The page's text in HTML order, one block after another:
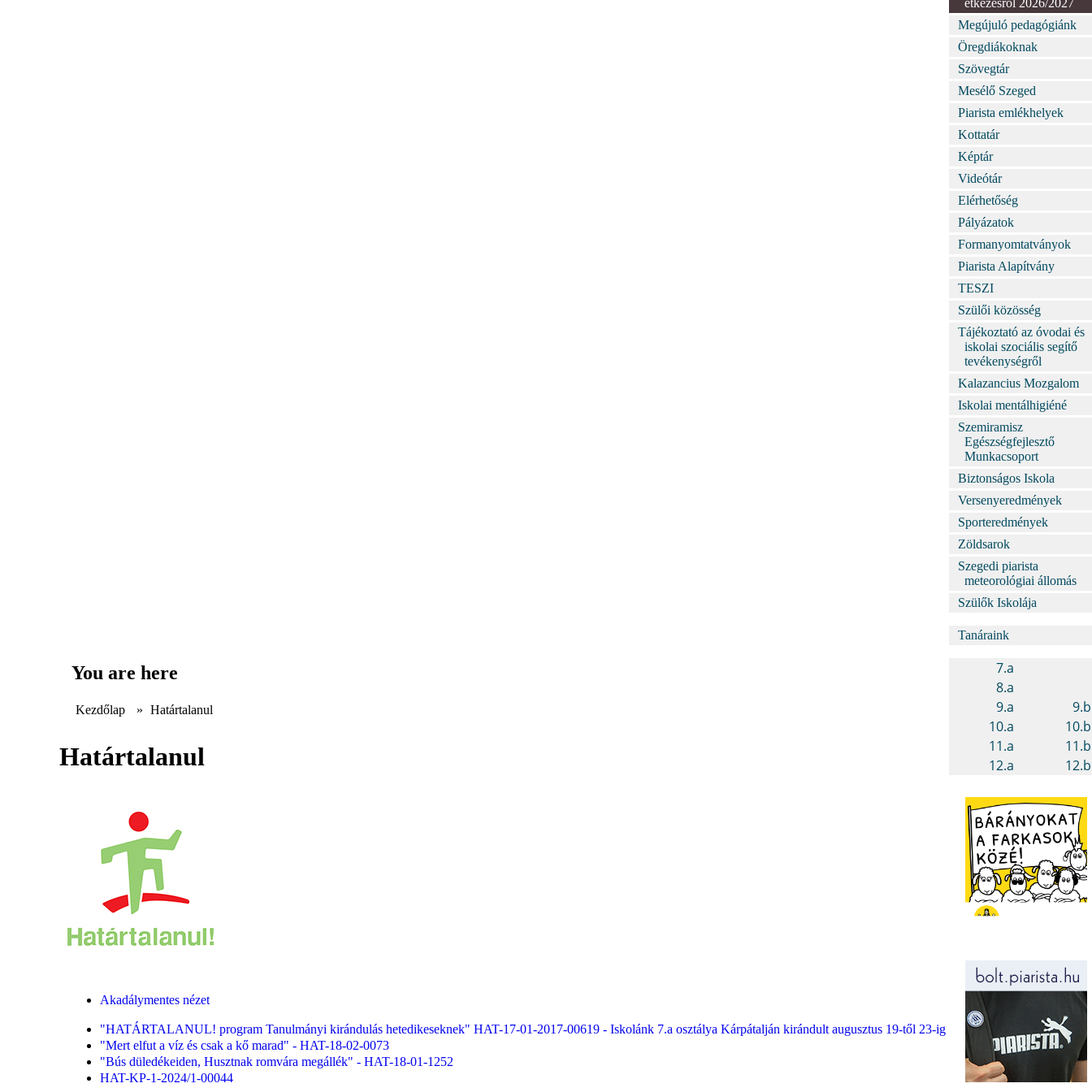
You are here
Kezdőlap » Határtalanul
Határtalanul
Akadálymentes nézet
"HATÁRTALANUL! program Tanulmányi kirándulás hetedikeseknek" HAT-17-01-2017-00619 - Iskolánk 7.a osztálya Kárpátalján kirándult augusztus 19-től 23-ig
"Mert elfut a víz és csak a kő marad" - HAT-18-02-0073
"Bús düledékeiden, Husztnak romvára megállék" - HAT-18-01-1252
HAT-KP-1-2024/1-00044
étkezésről 2026/2027
Megújuló pedagógiánk
Öregdiákoknak
Szövegtár
Mesélő Szeged
Piarista emlékhelyek
Kottatár
Képtár
Videótár
Elérhetőség
Pályázatok
Formanyomtatványok
Piarista Alapítvány
TESZI
Szülői közösség
Tájékoztató az óvodai és
iskolai szociális segítő
tevékenységről
Kalazancius Mozgalom
Iskolai mentálhigiéné
Szemiramisz
Egészségfejlesztő
Munkacsoport
Biztonságos Iskola
Versenyeredmények
Sporteredmények
Zöldsarok
Szegedi piarista
meteorológiai állomás
Szülők Iskolája
Tanáraink